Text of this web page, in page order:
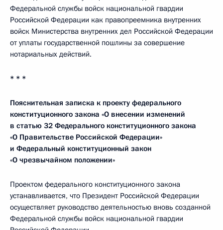
Федеральной службы войск национальной гвардии
Российской Федерации как правопреемника внутренних
войск Министерства внутренних дел Российской Федерации
от уплаты государственной пошлины за совершение
нотариальных действий.
* * *
Пояснительная записка к проекту федерального
конституционного закона «О внесении изменений
в статью 32 Федерального конституционного закона
«О Правительстве Российской Федерации»
и Федеральный конституционный закон
«О чрезвычайном положении»
Проектом федерального конституционного закона
устанавливается, что Президент Российской Федерации
осуществляет руководство деятельностью вновь созданной
Федеральной службы войск национальной гвардии